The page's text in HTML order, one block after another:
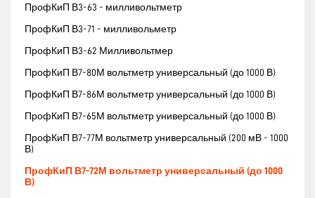
ПрофКиП В3-63 - милливольтметр
ПрофКиП В3-71 - милливольметр
ПрофКиП В3-62 Милливольтмер
ПрофКиП В7-80М вольтметр универсальный (до 1000 В)
ПрофКиП В7-86М вольтметр универсальный (до 1000 В)
ПрофКиП В7-65М вольтметр универсальный (до 1000 В)
ПрофКиП В7-77М вольтметр универсальный (200 мВ - 1000
В)
ПрофКиП В7-72М вольтметр универсальный (до 1000
В)